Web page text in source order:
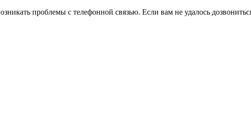
проблемы с телефонной связью. Если вам не удалось